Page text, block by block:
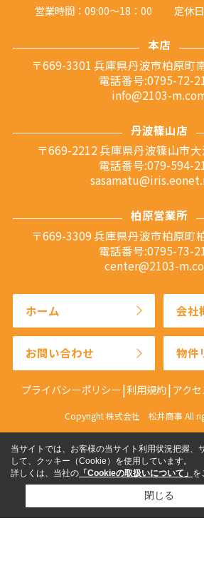
営業時間：09:00～18：00 定休
本店
〒669-3301 兵庫県丹波市柏原町
電話番号:0795-72-
info@2103-
丹波篠山店
〒669-2212 兵庫県丹波篠山市
電話番号:079-594-
柏原営業所
〒669-3309 兵庫県丹波市柏原町
電話番号:0795-73-
center@2103-
ホーム 会社
お問い合わせ 物件
プライバシーポリシー 利用規約 アク
Copyright 株式会社 松井商事 All
当サイトでは、お客様の当サイト利用状況把握、
して、クッキー（Cookie）を使用しています。
詳しくは、当社の 「Cookieの取扱いについて」 を
閉じる